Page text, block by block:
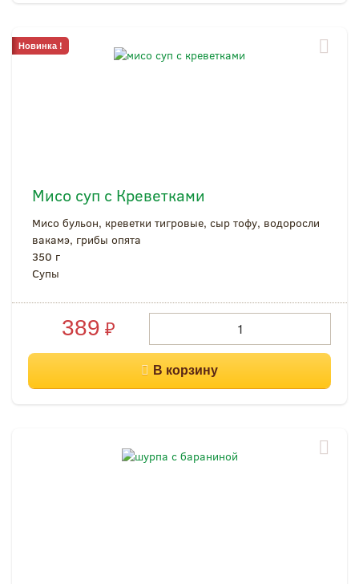
Мисо суп с Креветками
Мисо бульон, креветки тигровые, сыр тофу, водоросли
вакамэ, грибы опята
350 г
Супы
389 ₽
Новинка !